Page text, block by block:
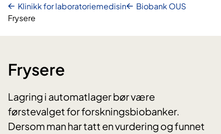
Klinikk for laboratoriemedisin
Biobank OUS
Frysere
Frysere
Lagring i automatlager bør være
førstevalget for forskningsbiobanker.
Dersom man har tatt en vurdering og funnet